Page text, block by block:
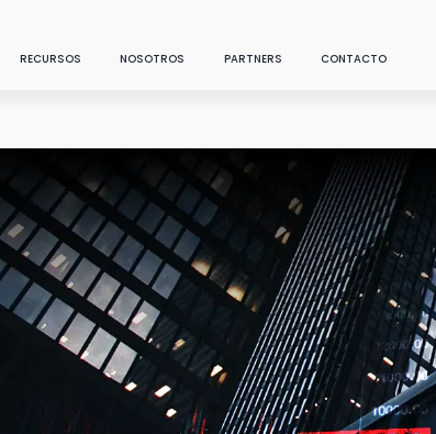
SOLUCIONES
Data
Conecta todo lo que
necesitas en un sólo
lugar
Artificial Intelligence
Conversa con tus datos:
AI generativa aplicada al
marketing
Media
RECURSOS
Newsroom
Blog
Podcast
Case studies
NUESTRO ÚLTIMO
NOSOTROS PARTNERS
Sé un aliado
Encuentra un aliado
CONTACTO